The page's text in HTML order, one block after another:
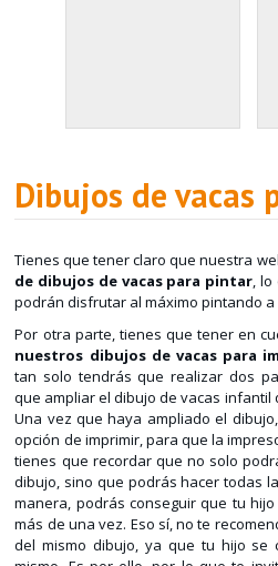
Dibujos de vacas
Tienes que tener claro que nuestra
de dibujos de vacas para pintar, lo
podrán disfrutar al máximo pintando
Por otra parte, tienes que tener en
nuestros dibujos de vacas para
tan solo tendrás que realizar dos
que ampliar el dibujo de vacas
Una vez que haya ampliado el
opción de imprimir, para que la
tienes que recordar que no solo
dibujo, sino que podrás hacer todas
manera, podrás conseguir que tu
más de una vez. Eso sí, no te
del mismo dibujo, ya que tu hijo se